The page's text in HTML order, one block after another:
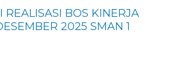
REALISASI BOS KINERJA
2025 SMAN 1